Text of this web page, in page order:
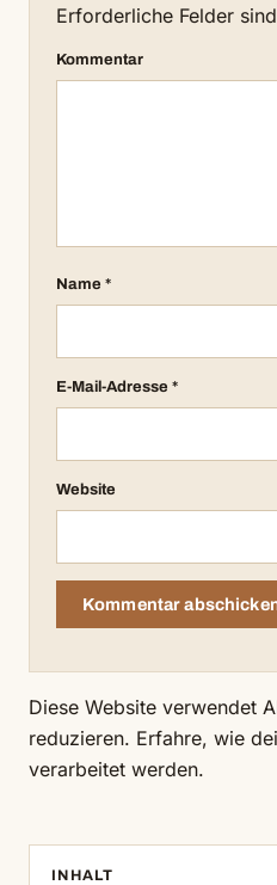
Erforderliche Felder
Kommentar
Name *
E-Mail-Adresse *
Website
Diese Website verwendet
reduzieren. Erfahre, wie
verarbeitet werden.
INHALT